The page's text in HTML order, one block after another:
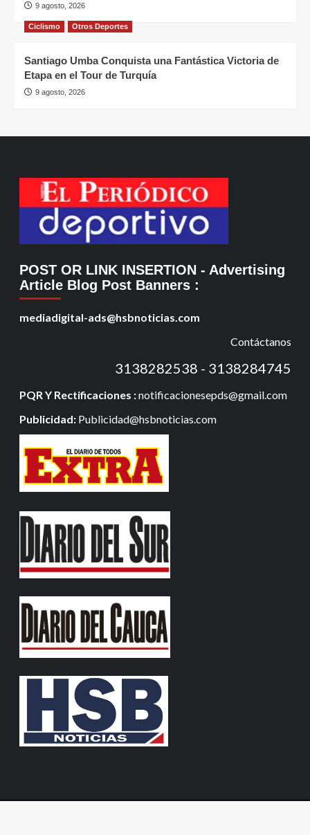
9 agosto, 2026
Ciclismo Otros Deportes
Santiago Umba Conquista una Fantástica Victoria de
Etapa en el Tour de Turquía
9 agosto, 2026
POST OR LINK INSERTION - Advertising
Article Blog Post Banners :
mediadigital-ads@hsbnoticias.com
Contáctanos
3138282538 - 3138284745
PQR Y Rectificaciones :notificacionesepds@gmail.com
Publicidad: Publicidad@hsbnoticias.com